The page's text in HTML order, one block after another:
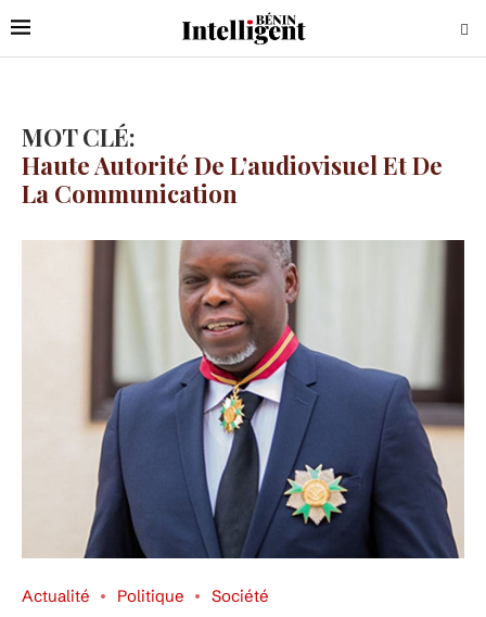
MOT CLÉ:
Haute Autorité De L’audiovisuel Et De
La Communication
Actualité Politique Société